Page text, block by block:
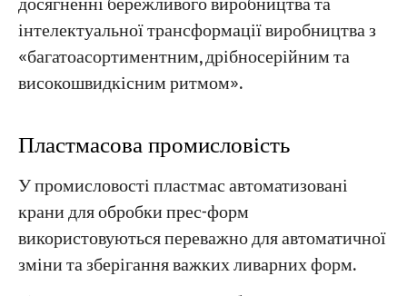
інтелектуальної трансформації виробництва з
«багатоасортиментним, дрібносерійним та
високошвидкісним ритмом».
Пластмасова промисловість
У промисловості пластмас автоматизовані
крани для обробки прес-форм
використовуються переважно для автоматичної
зміни та зберігання важких ливарних форм.